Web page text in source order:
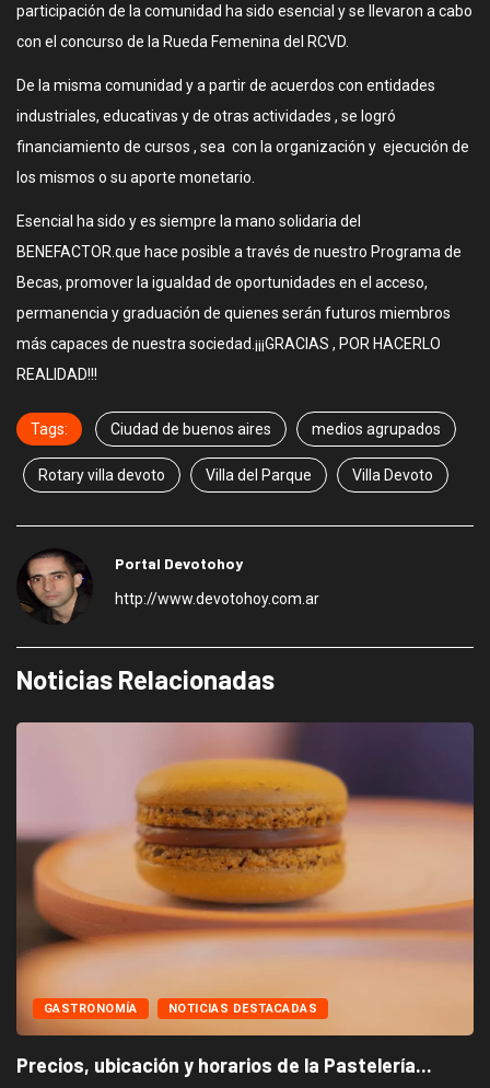
participación de la comunidad ha sido esencial y se llevaron a cabo
con el concurso de la Rueda Femenina del RCVD.
De la misma comunidad y a partir de acuerdos con entidades
industriales, educativas y de otras actividades , se logró
financiamiento de cursos , sea con la organización y ejecución de
los mismos o su aporte monetario.
Esencial ha sido y es siempre la mano solidaria del
BENEFACTOR.que hace posible a través de nuestro Programa de
Becas, promover la igualdad de oportunidades en el acceso,
permanencia y graduación de quienes serán futuros miembros
más capaces de nuestra sociedad.¡¡¡GRACIAS , POR HACERLO
REALIDAD!!!
Tags: Ciudad de buenos aires medios agrupados
Rotary villa devoto Villa del Parque Villa Devoto
Portal Devotohoy
http://www.devotohoy.com.ar
Noticias Relacionadas
GASTRONOMÍA NOTICIAS DESTACADAS
Precios, ubicación y horarios de la Pastelería...